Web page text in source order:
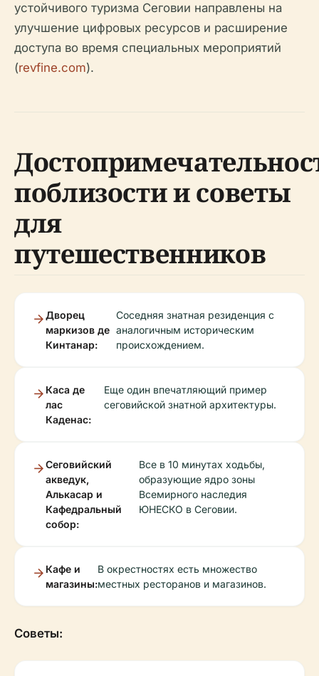
устойчивого туризма Сеговии направлены на
улучшение цифровых ресурсов и расширение
доступа во время специальных мероприятий
(revfine.com).
поблизости и советы
для
путешественников
Дворец
маркизов де
Кинтанар:
Соседняя знатная резиденция с
аналогичным историческим
происхождением.
Каса де
лас
Каденас:
Еще один впечатляющий пример
сеговийской знатной архитектуры.
Сеговийский
акведук,
Алькасар и
Кафедральный
собор:
Все в 10 минутах ходьбы,
образующие ядро зоны
Всемирного наследия
ЮНЕСКО в Сеговии.
Кафе и
магазины:
В окрестностях есть множество
местных ресторанов и магазинов.
Советы: